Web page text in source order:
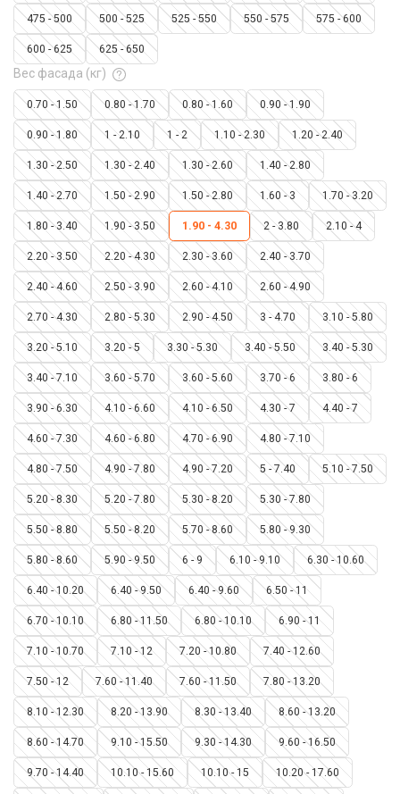
475 - 500 500 - 525 525 - 550 550 - 575 575 - 600
600 - 625 625 - 650
Вес фасада (кг)
0.70 - 1.50 0.80 - 1.70 0.80 - 1.60 0.90 - 1.90
0.90 - 1.80 1 - 2.10 1 - 2 1.10 - 2.30 1.20 - 2.40
1.30 - 2.50 1.30 - 2.40 1.30 - 2.60 1.40 - 2.80
1.40 - 2.70 1.50 - 2.90 1.50 - 2.80 1.60 - 3 1.70 - 3.20
1.80 - 3.40 1.90 - 3.50 1.90 - 4.30 2 - 3.80 2.10 - 4
2.20 - 3.50 2.20 - 4.30 2.30 - 3.60 2.40 - 3.70
2.40 - 4.60 2.50 - 3.90 2.60 - 4.10 2.60 - 4.90
2.70 - 4.30 2.80 - 5.30 2.90 - 4.50 3 - 4.70 3.10 - 5.80
3.20 - 5.10 3.20 - 5 3.30 - 5.30 3.40 - 5.50 3.40 - 5.30
3.40 - 7.10 3.60 - 5.70 3.60 - 5.60 3.70 - 6 3.80 - 6
3.90 - 6.30 4.10 - 6.60 4.10 - 6.50 4.30 - 7 4.40 - 7
4.60 - 7.30 4.60 - 6.80 4.70 - 6.90 4.80 - 7.10
4.80 - 7.50 4.90 - 7.80 4.90 - 7.20 5 - 7.40 5.10 - 7.50
5.20 - 8.30 5.20 - 7.80 5.30 - 8.20 5.30 - 7.80
5.50 - 8.80 5.50 - 8.20 5.70 - 8.60 5.80 - 9.30
5.80 - 8.60 5.90 - 9.50 6 - 9 6.10 - 9.10 6.30 - 10.60
6.40 - 10.20 6.40 - 9.50 6.40 - 9.60 6.50 - 11
6.70 - 10.10 6.80 - 11.50 6.80 - 10.10 6.90 - 11
7.10 - 10.70 7.10 - 12 7.20 - 10.80 7.40 - 12.60
7.50 - 12 7.60 - 11.40 7.60 - 11.50 7.80 - 13.20
8.10 - 12.30 8.20 - 13.90 8.30 - 13.40 8.60 - 13.20
8.60 - 14.70 9.10 - 15.50 9.30 - 14.30 9.60 - 16.50
9.70 - 14.40 10.10 - 15.60 10.10 - 15 10.20 - 17.60